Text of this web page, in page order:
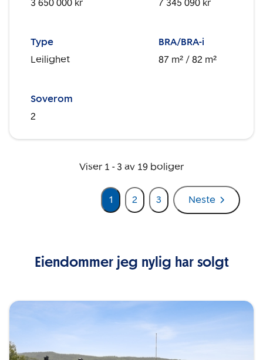
3 650 000 kr 7 345 090 kr
Type
Leilighet
BRA/BRA-i
87 m² / 82 m²
Soverom
2
Viser 1 - 3 av 19 boliger
1 2 3 Neste
Eiendommer jeg nylig har solgt